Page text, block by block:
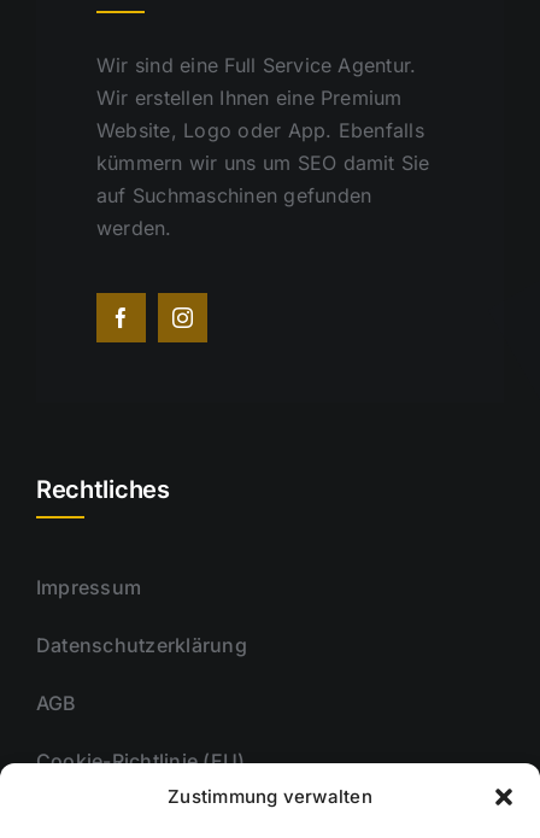
Zustimmung verwalten
Wir sind eine Full Service Agentur.
Wir erstellen Ihnen eine Premium
Website, Logo oder App. Ebenfalls
kümmern wir uns um SEO damit Sie
auf Suchmaschinen gefunden
werden.
Rechtliches
Impressum
Datenschutzerklärung
AGB
Cookie-Richtlinie (EU)